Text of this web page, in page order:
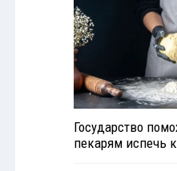
Государство
пекарям испечь